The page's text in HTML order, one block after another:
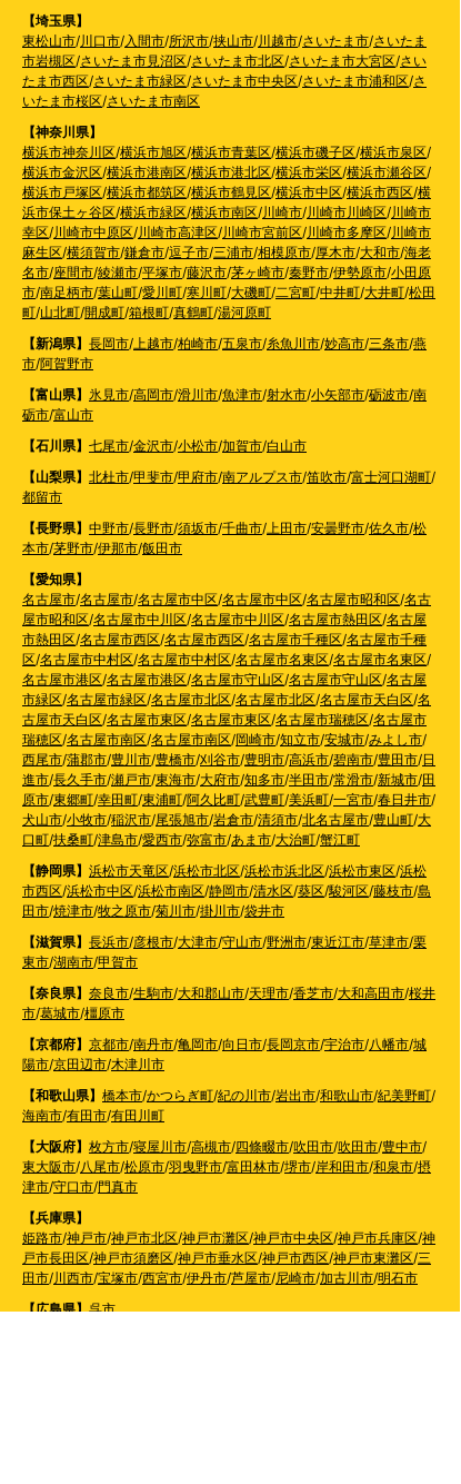
【埼玉県】
東松山市/川口市/入間市/所沢市/挟山市/川越市/さいたま市/さいたま
市岩槻区/さいたま市見沼区/さいたま市北区/さいたま市大宮区/さい
たま市西区/さいたま市緑区/さいたま市中央区/さいたま市浦和区/さ
いたま市桜区/さいたま市南区
【神奈川県】
横浜市神奈川区/横浜市旭区/横浜市青葉区/横浜市磯子区/横浜市泉区/
横浜市金沢区/横浜市港南区/横浜市港北区/横浜市栄区/横浜市瀬谷区/
横浜市戸塚区/横浜市都筑区/横浜市鶴見区/横浜市中区/横浜市西区/横
浜市保土ヶ谷区/横浜市緑区/横浜市南区/川崎市/川崎市川崎区/川崎市
幸区/川崎市中原区/川崎市高津区/川崎市宮前区/川崎市多摩区/川崎市
麻生区/横須賀市/鎌倉市/逗子市/三浦市/相模原市/厚木市/大和市/海老
名市/座間市/綾瀬市/平塚市/藤沢市/茅ヶ崎市/秦野市/伊勢原市/小田原
市/南足柄市/葉山町/愛川町/寒川町/大磯町/二宮町/中井町/大井町/松田
町/山北町/開成町/箱根町/真鶴町/湯河原町
【新潟県】 長岡市/上越市/柏崎市/五泉市/糸魚川市/妙高市/三条市/燕
市/阿賀野市
【富山県】 氷見市/高岡市/滑川市/魚津市/射水市/小矢部市/砺波市/南
砺市/富山市
【石川県】 七尾市/金沢市/小松市/加賀市/白山市
【山梨県】 北杜市/甲斐市/甲府市/南アルプス市/笛吹市/富士河口湖町/
都留市
【長野県】 中野市/長野市/須坂市/千曲市/上田市/安曇野市/佐久市/松
本市/茅野市/伊那市/飯田市
【愛知県】
名古屋市/名古屋市/名古屋市中区/名古屋市中区/名古屋市昭和区/名古
屋市昭和区/名古屋市中川区/名古屋市中川区/名古屋市熱田区/名古屋
市熱田区/名古屋市西区/名古屋市西区/名古屋市千種区/名古屋市千種
区/名古屋市中村区/名古屋市中村区/名古屋市名東区/名古屋市名東区/
名古屋市港区/名古屋市港区/名古屋市守山区/名古屋市守山区/名古屋
市緑区/名古屋市緑区/名古屋市北区/名古屋市北区/名古屋市天白区/名
古屋市天白区/名古屋市東区/名古屋市東区/名古屋市瑞穂区/名古屋市
瑞穂区/名古屋市南区/名古屋市南区/岡崎市/知立市/安城市/みよし市/
西尾市/蒲郡市/豊川市/豊橋市/刈谷市/豊明市/高浜市/碧南市/豊田市/日
進市/長久手市/瀬戸市/東海市/大府市/知多市/半田市/常滑市/新城市/田
原市/東郷町/幸田町/東浦町/阿久比町/武豊町/美浜町/一宮市/春日井市/
犬山市/小牧市/稲沢市/尾張旭市/岩倉市/清須市/北名古屋市/豊山町/大
口町/扶桑町/津島市/愛西市/弥富市/あま市/大治町/蟹江町
【静岡県】 浜松市天竜区/浜松市北区/浜松市浜北区/浜松市東区/浜松
市西区/浜松市中区/浜松市南区/静岡市/清水区/葵区/駿河区/藤枝市/島
田市/焼津市/牧之原市/菊川市/掛川市/袋井市
【滋賀県】 長浜市/彦根市/大津市/守山市/野洲市/東近江市/草津市/栗
東市/湖南市/甲賀市
【奈良県】 奈良市/生駒市/大和郡山市/天理市/香芝市/大和高田市/桜井
市/葛城市/橿原市
【京都府】 京都市/南丹市/亀岡市/向日市/長岡京市/宇治市/八幡市/城
陽市/京田辺市/木津川市
【和歌山県】 橋本市/かつらぎ町/紀の川市/岩出市/和歌山市/紀美野町/
海南市/有田市/有田川町
【大阪府】 枚方市/寝屋川市/高槻市/四條畷市/吹田市/吹田市/豊中市/
東大阪市/八尾市/松原市/羽曳野市/富田林市/堺市/岸和田市/和泉市/摂
津市/守口市/門真市
【兵庫県】
姫路市/神戸市/神戸市北区/神戸市灘区/神戸市中央区/神戸市兵庫区/神
戸市長田区/神戸市須磨区/神戸市垂水区/神戸市西区/神戸市東灘区/三
田市/川西市/宝塚市/西宮市/伊丹市/芦屋市/尼崎市/加古川市/明石市
【広島県】呉市